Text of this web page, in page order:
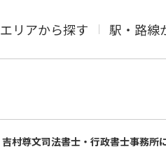
エリアから探す 駅・路線
吉村尊文司法書士・行政書士事務所